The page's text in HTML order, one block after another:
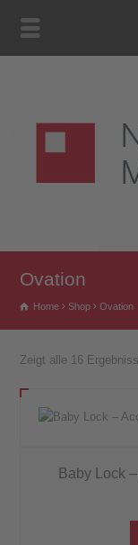
Ovation
Home Shop Ovation
Zeigt alle 16
Baby Lock